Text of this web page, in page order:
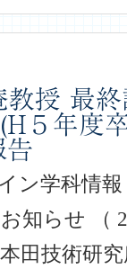
教授 最
５年度
告
イン学科情
お知らせ
田技術研